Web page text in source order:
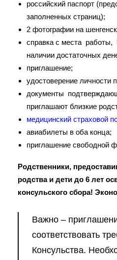
российский паспорт
заполненных страниц);
2 фотографии на
справка с места
наличии достаточных
приглашение;
удостоверение личности
документы
приглашают близкие
медицинский страховой
авиабилеты в оба конца;
приглашение свободной
Родственники,
родства и дети до 6 лет
консульского сбора!
Важно –
соответствовать
Консульства.